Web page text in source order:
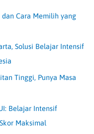
dan Cara Memilih yang
Solusi Belajar Intensif
Tinggi, Punya Masa
Belajar Intensif
Maksimal